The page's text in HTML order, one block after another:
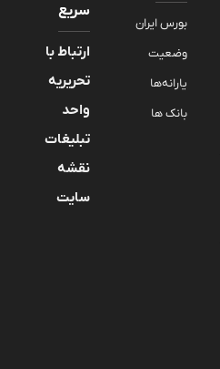
بورس ایران
وضعیت
یارانه‌ها
بانک ها
سریع
ارتباط با
تحریریه
واحد
تبلیغات
نقشه
سایت